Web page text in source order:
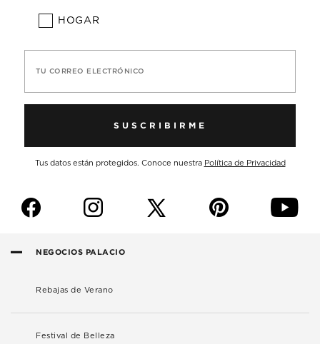
HOGAR
TU CORREO ELECTRÓNICO
SUSCRIBIRME
Tus datos están protegidos. Conoce nuestra Política de Privacidad
f i p y
NEGOCIOS PALACIO
Rebajas de Verano
Festival de Belleza